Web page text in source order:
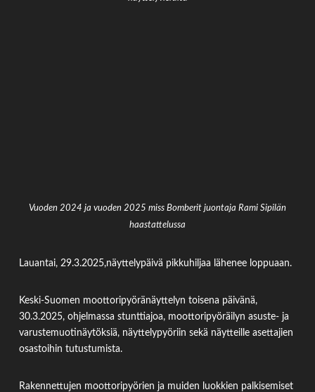
Vuoden 2024 ja vuoden 2025 miss Bomberit juontaja Rami Sipilän
haastattelussa
Lauantai, 29.3.2025,näyttelypäivä pikkuhiljaa lähenee loppuaan.
Keski-Suomen moottoripyöränäyttelyn toisena päivänä,
30.3.2025, ohjelmassa stunttiajoa, moottoripyöräilyn asuste- ja
varustemuotinäytöksiä, näyttelypyöriin sekä näytteille asettajien
osastoihin tutustumista.
Rakennettujen moottoripyörien ja muiden luokkien palkisemiset